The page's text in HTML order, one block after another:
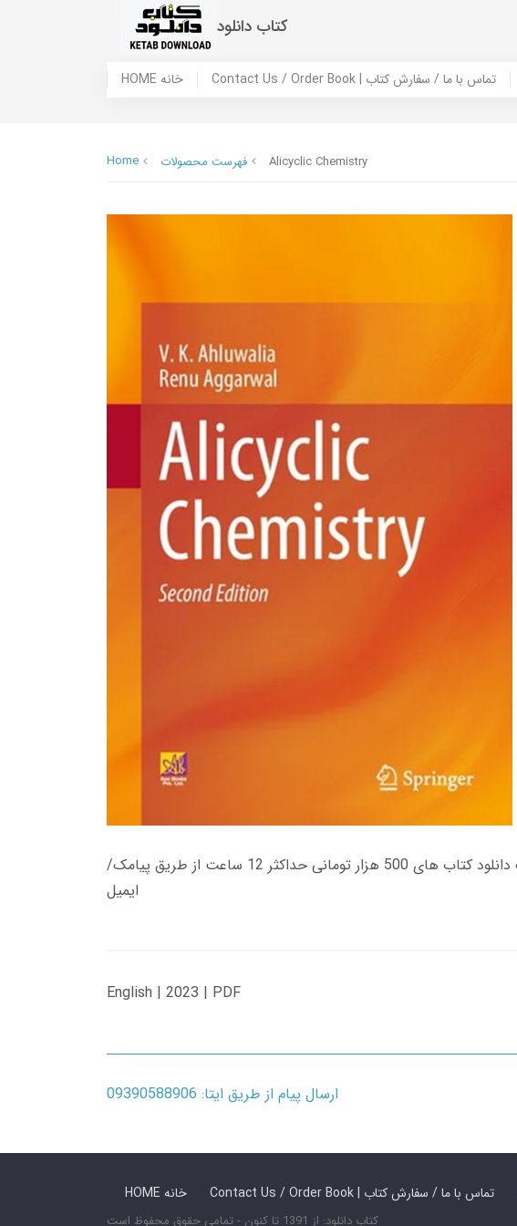
کتاب دانلود
HOME خانه Contact Us / Order Book | تماس با ما / سفارش کتاب
Home فهرست محصولات Alicyclic Chemistry
زمان تحویل کتاب های 600 هزار تومانی دانلود فوری از حساب کاربری می باشد، و زمان تحویل لینک دانلود کتاب های 500 هزار تومانی حداکثر 12 ساعت از طریق پیامک/
ایمیل
English | 2023 | PDF
ارسال پیام از طریق ایتا: 09390588906
HOME خانه Contact Us / Order Book | تماس با ما / سفارش کتاب
کتاب دانلود: از 1391 تا کنون - تمامی حقوق محفوظ است